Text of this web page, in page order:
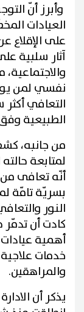
وأبرز أنّ
العيادات
على الإقلاع
آثار سلبية
نفسي لمن
التعافي
الطبيعية
من جانبه،
لمتابعة
أنّه تعافى من
بسريّة تامّة
النور
كادت أن تدمّر
أهمية عيادات
خدمات
والمراهقين.
يذكر أن